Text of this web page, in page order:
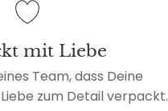
mit Liebe
Team, dass Deine
zum Detail verpackt.